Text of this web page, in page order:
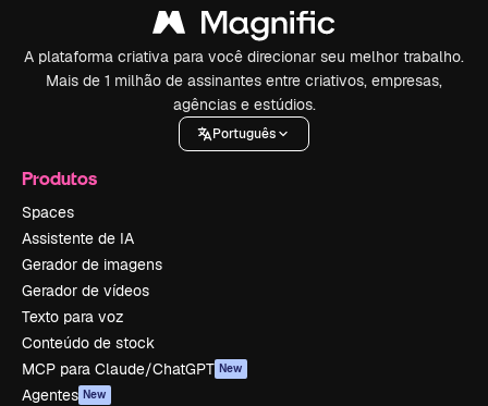
A plataforma criativa para você direcionar seu melhor trabalho.
Mais de 1 milhão de assinantes entre criativos, empresas,
agências e estúdios.
Português
Produtos
Spaces
Assistente de IA
Gerador de imagens
Gerador de vídeos
Texto para voz
Conteúdo de stock
MCP para Claude/ChatGPT New
Agentes New